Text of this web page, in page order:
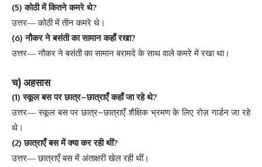
(5)कोठी में कितने कमरे थे?
उत्तर— कोठी में तीन कमरे थे ।
(6)नौकर ने बसंती का सामान कहाँ रखा?
उत्तर— नौकर ने बसंती का सामान बरामदे के साथ वाले कमरे में रखा था।
च) अहसास
(1)स्कूल बस पर छात्र–छात्राएँ कहाँ जा रहे थे?
उत्तर— स्कूल बस पर छात्र–छात्राएँ शैक्षिक भ्रमण के लिए रोज़ गार्डन जा रहे
थे ।
(2)छात्राएँ बस में क्या कर रही थीं?
उत्तर— छात्राएँ बस में अंताक्षरी खेल रही थीं।